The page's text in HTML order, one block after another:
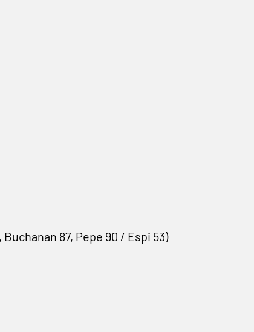
87, Pepe 90 / Espi 53)